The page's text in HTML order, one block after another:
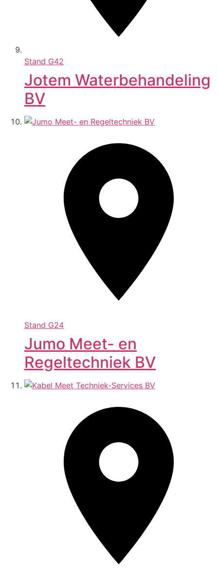
Stand G42
Jotem Waterbehandeling
BV
Stand G24
Jumo Meet- en
Regeltechniek BV